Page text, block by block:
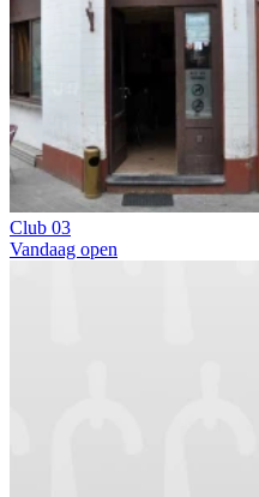
Club 03
Vandaag open